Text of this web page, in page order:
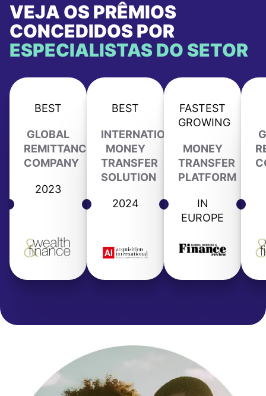
VEJA OS PRÊMIOS
CONCEDIDOS POR
ESPECIALISTAS DO SETOR
BEST
GLOBAL
REMITTANCE
COMPANY
2023
BEST
INTERNATIONAL
MONEY
TRANSFER
SOLUTION
2024
FASTEST
GROWING
MONEY
TRANSFER
PLATFORM
IN
EUROPE